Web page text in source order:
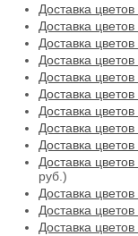
Доставка
Доставка
Доставка
Доставка
Доставка
Доставка
Доставка
Доставка
Доставка
Доставка
руб.)
Доставка
Доставка
Доставка